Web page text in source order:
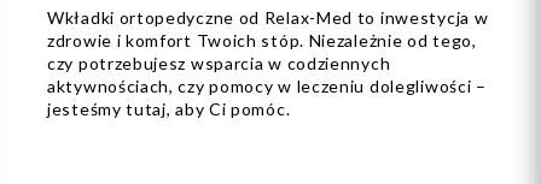
Wkładki ortopedyczne od Relax-Med to inwestycja w
zdrowie i komfort Twoich stóp. Niezależnie od tego,
czy potrzebujesz wsparcia w codziennych
aktywnościach, czy pomocy w leczeniu dolegliwości –
jesteśmy tutaj, aby Ci pomóc.